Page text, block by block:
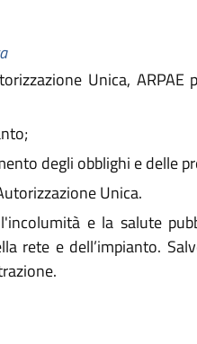
Unica,
degli obblighi e delle
Unica.
e la salute
rete e dell’impianto.